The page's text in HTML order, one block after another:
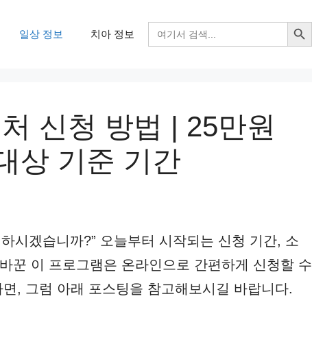
일상 정보 치아 정보
검
색:
검색 버튼
신청 방법 | 25만원
상 기준 기간
시겠습니까?” 오늘부터 시작되는 신청 기간, 소
꾼 이 프로그램은 온라인으로 간편하게 신청할 수
, 그럼 아래 포스팅을 참고해보시길 바랍니다.